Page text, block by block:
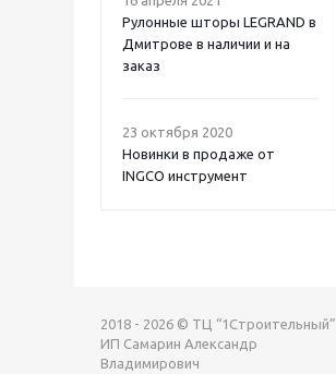
Рулонные шторы LEGRAND в
Дмитрове в наличии и на
заказ
23 октября 2020
Новинки в продаже от
INGCO инструмент
2018 - 2026 © ТЦ “1Строительный”
ИП Самарин Александр
Владимирович